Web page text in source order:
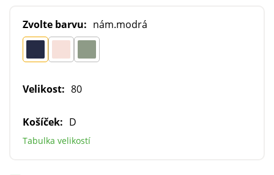
Zvolte barvu: nám.modrá
Velikost: 80
Košíček: D
Tabulka velikostí